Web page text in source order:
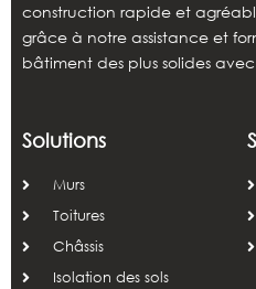
construction rapide et
grâce à notre assistance et
bâtiment des plus solides
Solutions
Murs
Toitures
Châssis
Isolation des sols